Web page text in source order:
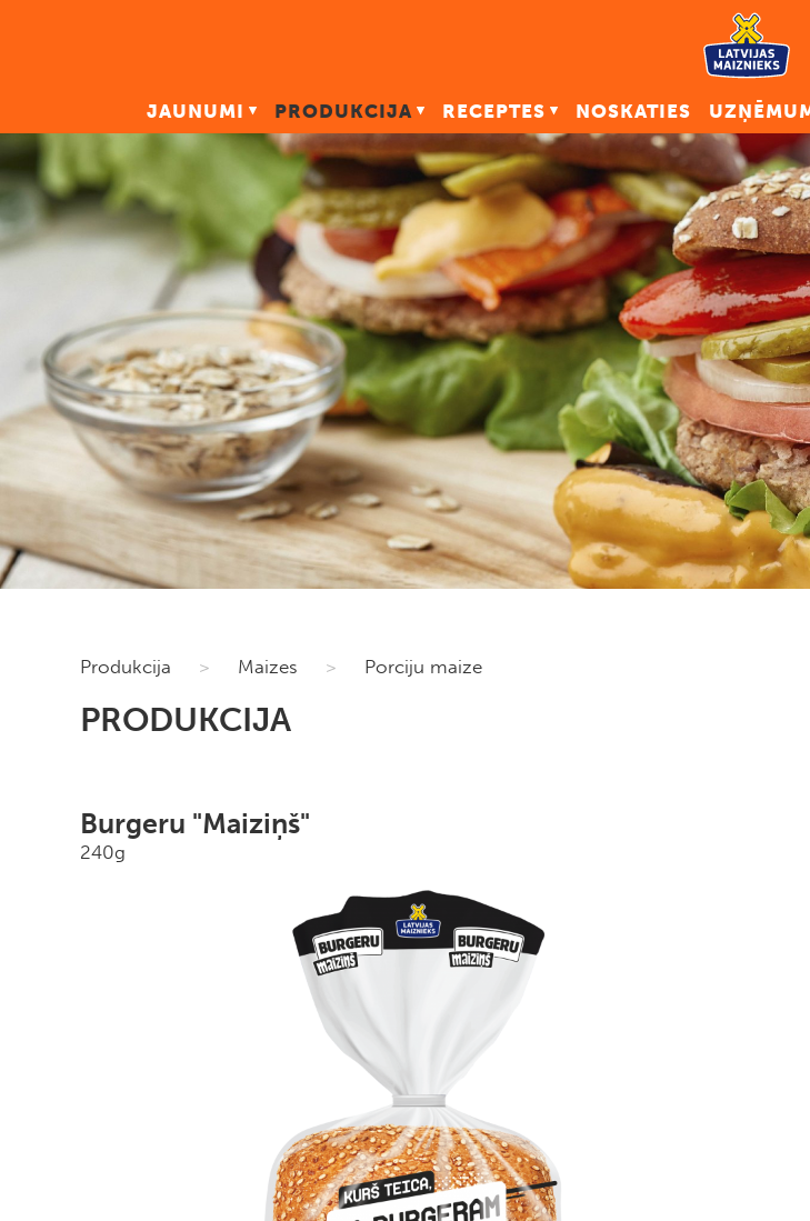
JAUNUMI PRODUKCIJA RECEPTES NOSKATIES
Produkcija > Maizes > Porciju maize
PRODUKCIJA
Burgeru "Maiziņš"
240g